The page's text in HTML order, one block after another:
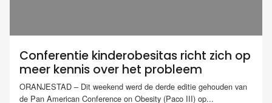
Conferentie kinderobesitas richt zich op
meer kennis over het probleem
ORANJESTAD – Dit weekend werd de derde editie gehouden van
de Pan American Conference on Obesity (Paco III) op...